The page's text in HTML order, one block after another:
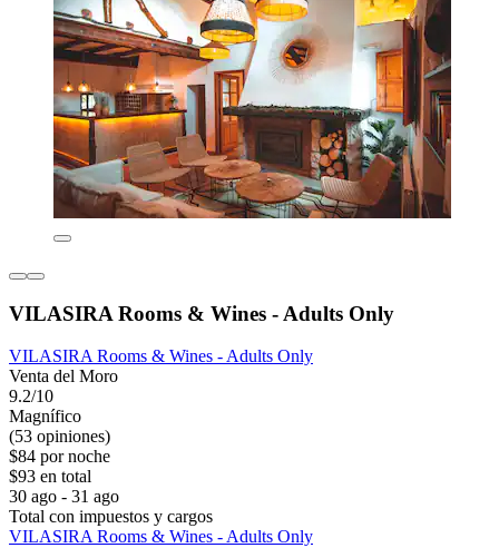
VILASIRA Rooms & Wines - Adults Only
VILASIRA Rooms & Wines - Adults Only
Venta del Moro
9.2/10
Magnífico
(53 opiniones)
$84 por noche
$93 en total
30 ago - 31 ago
Total con impuestos y cargos
VILASIRA Rooms & Wines - Adults Only